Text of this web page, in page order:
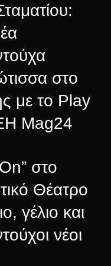
στο
με το Play
Mag24
στο
Θέατρο
γέλιο και
νέοι